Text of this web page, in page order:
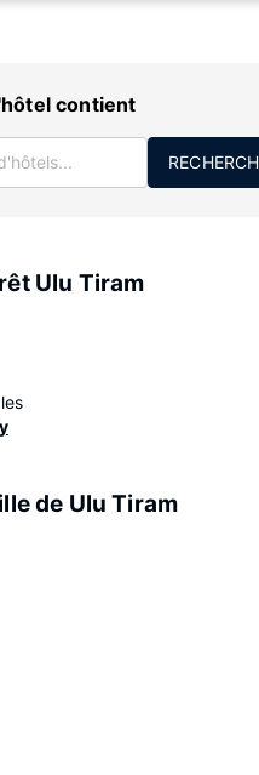
contient
Ulu Tiram
de Ulu Tiram